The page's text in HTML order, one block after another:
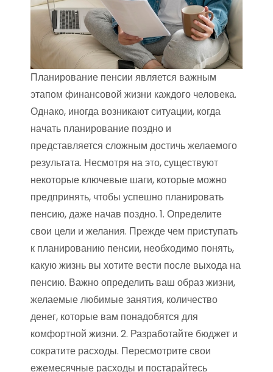
Планирование пенсии является важным
этапом финансовой жизни каждого человека.
Однако, иногда возникают ситуации, когда
начать планирование поздно и
представляется сложным достичь желаемого
результата. Несмотря на это, существуют
некоторые ключевые шаги, которые можно
предпринять, чтобы успешно планировать
пенсию, даже начав поздно. 1. Определите
свои цели и желания. Прежде чем приступать
к планированию пенсии, необходимо понять,
какую жизнь вы хотите вести после выхода на
пенсию. Важно определить ваш образ жизни,
желаемые любимые занятия, количество
денег, которые вам понадобятся для
комфортной жизни. 2. Разработайте бюджет и
сократите расходы. Пересмотрите свои
ежемесячные расходы и постарайтесь